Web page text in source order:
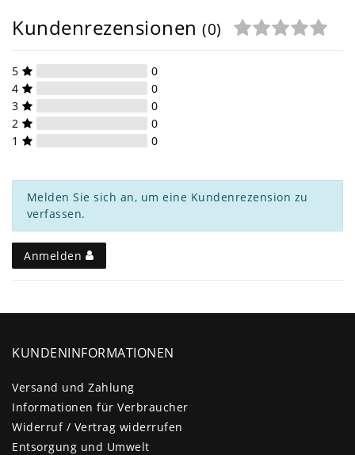
Kundenrezensionen (0)
5
0
4
0
3
0
2
0
1
0
Melden Sie sich an, um eine Kundenrezension zu
verfassen.
Anmelden
KUNDENINFORMATIONEN
Versand und Zahlung
Informationen für Verbraucher
Widerruf / Vertrag widerrufen
Entsorgung und Umwelt